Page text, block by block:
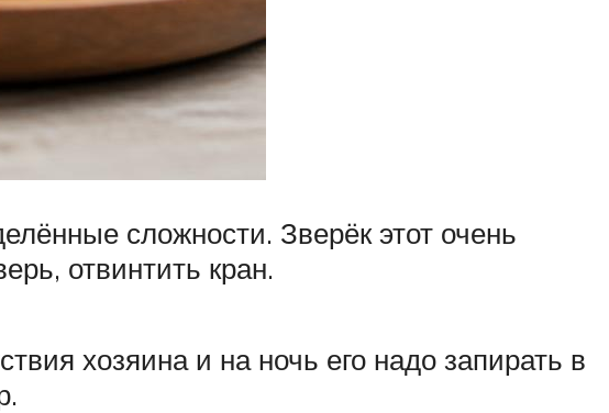
сложности. Зверёк этот очень
отвинтить кран.
хозяина и на ночь его надо запирать в